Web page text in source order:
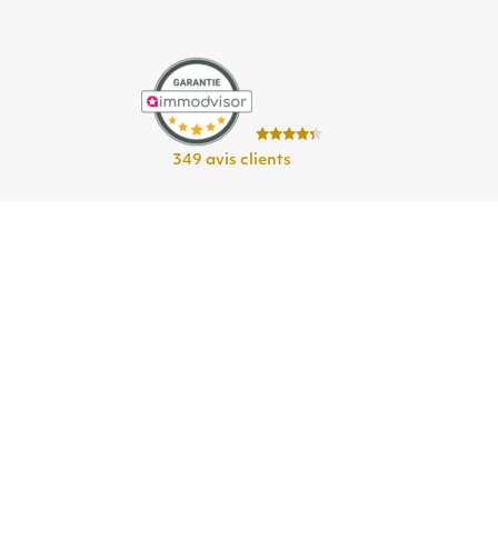
349 avis clients